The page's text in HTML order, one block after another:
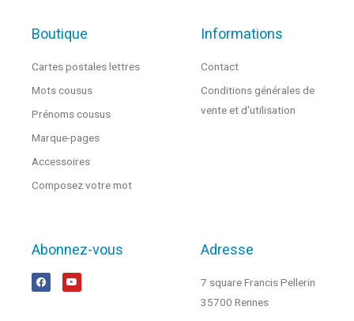
Boutique
Cartes postales lettres
Mots cousus
Prénoms cousus
Marque-pages
Accessoires
Composez votre mot
Informations
Contact
Conditions générales de
vente et d'utilisation
Abonnez-vous Adresse
7 square Francis Pellerin
35700 Rennes